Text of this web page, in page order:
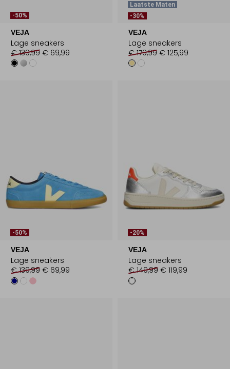
-50%
VEJA
Lage sneakers
€ 139,99 € 69,99
Laatste Maten
-30%
VEJA
Lage sneakers
€ 179,99 € 125,99
-50%
VEJA
Lage sneakers
€ 139,99 € 69,99
-20%
VEJA
Lage sneakers
€ 149,99 € 119,99